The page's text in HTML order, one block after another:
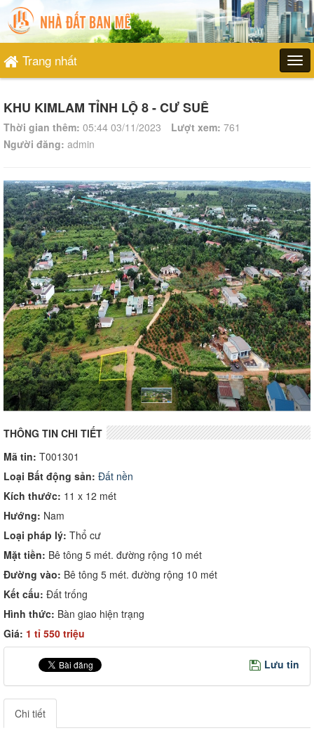
Trang nhất
KHU KIMLAM TỈNH LỘ 8 - CƯ SUÊ
Thời gian thêm: 05:44 03/11/2023 Lượt xem: 761
Người đăng: admin
THÔNG TIN CHI TIẾT
Mã tin: T001301
Loại Bất động sản: Đất nền
Kích thước: 11 x 12 mét
Hướng: Nam
Loại pháp lý: Thổ cư
Mặt tiền: Bê tông 5 mét. đường rộng 10 mét
Đường vào: Bê tông 5 mét. đường rộng 10 mét
Kết cấu: Đất trống
Hình thức: Bàn giao hiện trạng
Giá: 1 tỉ 550 triệu
Lưu tin
Chi tiết